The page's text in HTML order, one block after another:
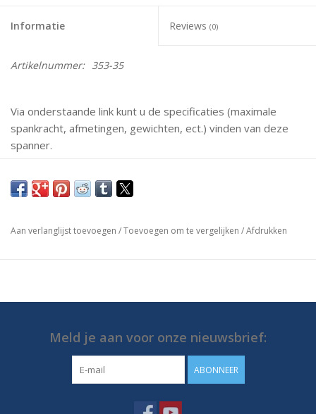
Informatie Reviews (0)
Artikelnummer: 353-35
Via onderstaande link kunt u de specificaties (maximale
spankracht, afmetingen, gewichten, ect.) vinden van deze
spanner.
Mochten er vragen zijn neem dan gerust contact met ons
op.
https://media.destaco.com/assetbank-
Aan verlanglijst toevoegen /Toevoegen om te vergelijken /Afdrukken
Meld je aan voor onze nieuwsbrief:
ABONNEER